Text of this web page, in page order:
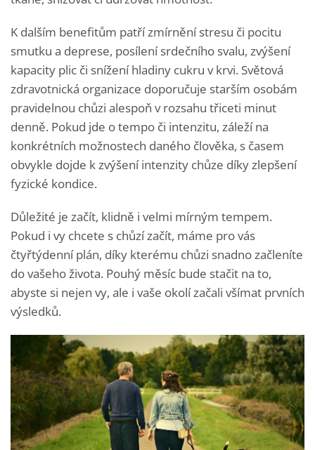
K dalším benefitům patří zmírnění stresu či pocitu
smutku a deprese, posílení srdečního svalu, zvýšení
kapacity plic či snížení hladiny cukru v krvi. Světová
zdravotnická organizace doporučuje starším osobám
pravidelnou chůzi alespoň v rozsahu třiceti minut
denně. Pokud jde o tempo či intenzitu, záleží na
konkrétních možnostech daného člověka, s časem
obvykle dojde k zvýšení intenzity chůze díky zlepšení
fyzické kondice.
Důležité je začít, klidně i velmi mírným tempem.
Pokud i vy chcete s chůzí začít, máme pro vás
čtyřtýdenní plán, díky kterému chůzi snadno začleníte
do vašeho života. Pouhý měsíc bude stačit na to,
abyste si nejen vy, ale i vaše okolí začali všímat prvních
výsledků.